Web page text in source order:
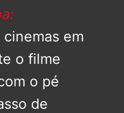
em
o filme
o pé
de